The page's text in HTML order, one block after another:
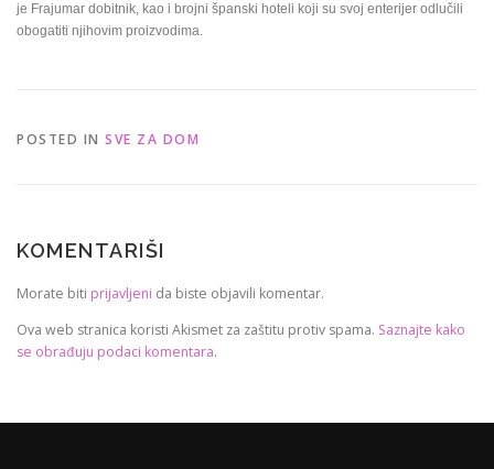
je Frajumar dobitnik, kao i brojni španski hoteli koji su svoj enterijer odlučili
obogatiti njihovim proizvodima.
POSTED IN SVE ZA DOM
KOMENTARIŠI
Morate biti prijavljeni da biste objavili komentar.
Ova web stranica koristi Akismet za zaštitu protiv spama. Saznajte kako
se obrađuju podaci komentara.